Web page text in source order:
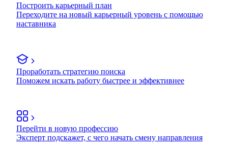
Построить карьерный план
Переходите на новый карьерный уровень с помощью
наставника
Проработать стратегию поиска
Поможем искать работу быстрее и эффективнее
Перейти в новую профессию
Эксперт подскажет, с чего начать смену направления